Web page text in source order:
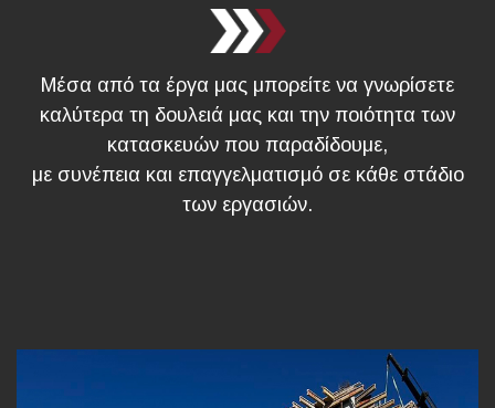
Μέσα από τα έργα μας μπορείτε να γνωρίσετε
καλύτερα τη δουλειά μας και την ποιότητα των
κατασκευών που παραδίδουμε,
με συνέπεια και επαγγελματισμό σε κάθε στάδιο
των εργασιών.